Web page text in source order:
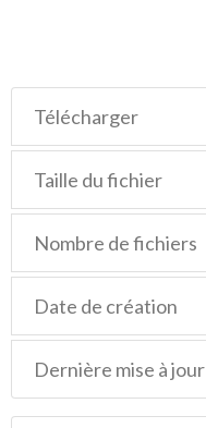
Télécharger
Taille du fichier
Nombre de fichiers
Date de création
Dernière mise à jour